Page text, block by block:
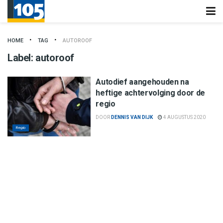
HOME TAG AUTOROOF
Label: autoroof
Regio
Autodief aangehouden na
heftige achtervolging door de
regio
DOOR DENNIS VAN DIJK 4 AUGUSTUS 2020